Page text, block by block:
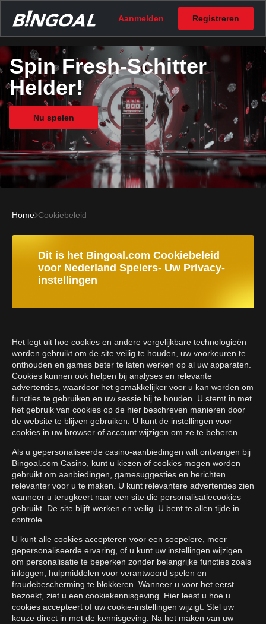
Aanmelden Registreren
Spin Fresh-Schitter
Helder!
Nu spelen
Home Cookiebeleid
Dit is het Bingoal.com Cookiebeleid
voor Nederland Spelers- Uw Privacy-
instellingen
Het legt uit hoe cookies en andere vergelijkbare technologieën
worden gebruikt om de site veilig te houden, uw voorkeuren te
onthouden en games beter te laten werken op al uw apparaten.
Cookies kunnen ook helpen bij analyses en relevante
advertenties, waardoor het gemakkelijker voor u kan worden om
functies te gebruiken en uw sessie bij te houden. U stemt in met
het gebruik van cookies op de hier beschreven manieren door
de website te blijven gebruiken. U kunt de instellingen voor
cookies in uw browser of account wijzigen om ze te beheren.
Als u gepersonaliseerde casino-aanbiedingen wilt ontvangen bij
Bingoal.com Casino, kunt u kiezen of cookies mogen worden
gebruikt om aanbiedingen, gamesuggesties en berichten
relevanter voor u te maken. U kunt relevantere advertenties zien
wanneer u terugkeert naar een site die personalisatiecookies
gebruikt. De site blijft werken en veilig. U bent te allen tijde in
controle.
U kunt alle cookies accepteren voor een soepelere, meer
gepersonaliseerde ervaring, of u kunt uw instellingen wijzigen
om personalisatie te beperken zonder belangrijke functies zoals
inloggen, hulpmiddelen voor verantwoord spelen en
fraudebescherming te blokkeren. Wanneer u voor het eerst
bezoekt, ziet u een cookiekennisgeving. Hier leest u hoe u
cookies accepteert of uw cookie-instellingen wijzigt. Stel uw
keuze direct in met de kennisgeving. Na het maken van uw